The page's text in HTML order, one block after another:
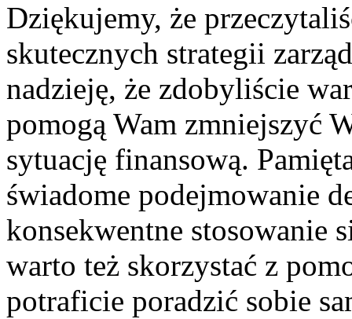
Dziękujemy, że
skutecznych strategii
nadzieję, że ‌zdobyliście
⁢pomogą Wam⁣ zmniejszyć
⁤sytuację finansową.
świadome podejmowanie
konsekwentne stosowanie
warto‌ też skorzystać z
potraficie poradzić sobie